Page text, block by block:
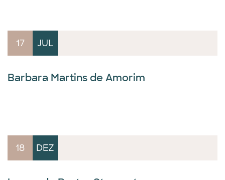
17 JUL
Barbara Martins de Amorim
18 DEZ